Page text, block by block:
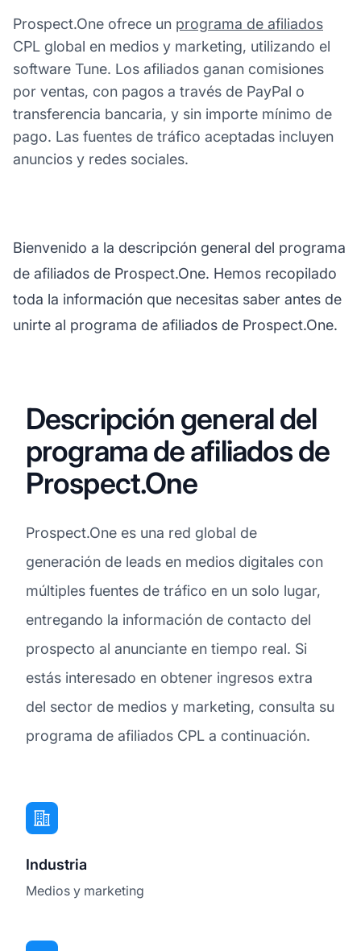
Prospect.One ofrece un programa de afiliados
CPL global en medios y marketing, utilizando el
software Tune. Los afiliados ganan comisiones
por ventas, con pagos a través de PayPal o
transferencia bancaria, y sin importe mínimo de
pago. Las fuentes de tráfico aceptadas incluyen
anuncios y redes sociales.
Bienvenido a la descripción general del programa
de afiliados de Prospect.One. Hemos recopilado
toda la información que necesitas saber antes de
unirte al programa de afiliados de Prospect.One.
Descripción general del
programa de afiliados de
Prospect.One
Prospect.One es una red global de
generación de leads en medios digitales con
múltiples fuentes de tráfico en un solo lugar,
entregando la información de contacto del
prospecto al anunciante en tiempo real. Si
estás interesado en obtener ingresos extra
del sector de medios y marketing, consulta su
programa de afiliados CPL a continuación.
Industria
Medios y marketing